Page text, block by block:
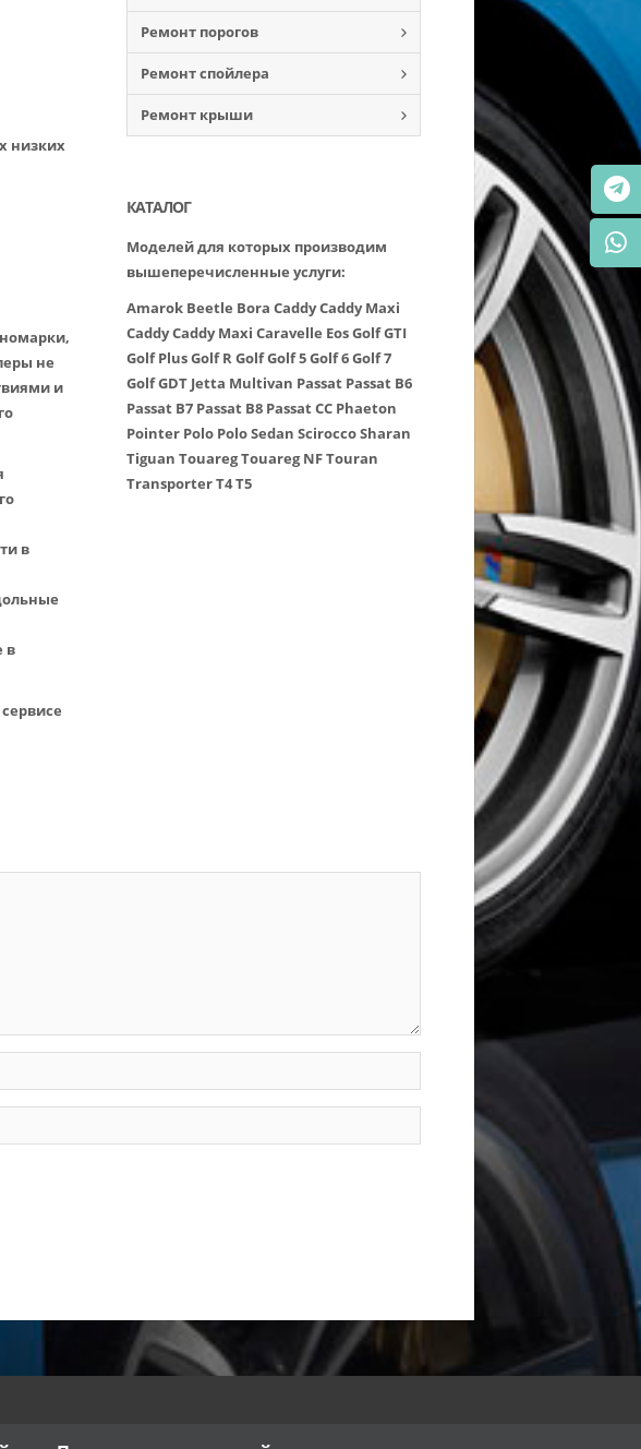
низких
не
и
в
в
Ремонт порогов
Ремонт спойлера
Ремонт крыши
КАТАЛОГ
Моделей для которых производим
вышеперечисленные услуги:
Amarok Beetle Bora CaddyCaddy Maxi
CaddyCaddy Maxi Caravelle EosGolf GTI
Golf PlusGolf RGolfGolf 5Golf 6Golf 7
Golf GDT Jetta Multivan Passat Passat B6
Passat B7 Passat B8 Passat CC Phaeton
Pointer Polo Polo Sedan SciroccoSharan
Tiguan TouaregTouareg NFTouran
TransporterT4T5